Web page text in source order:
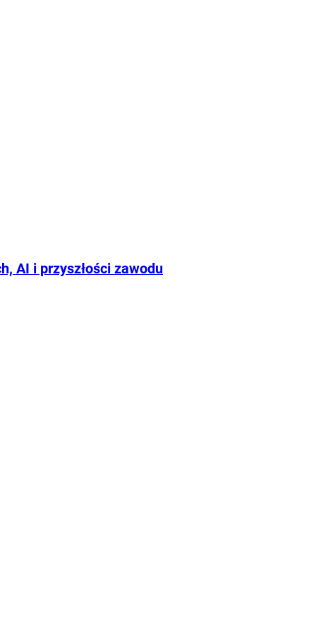
AI i przyszłości zawodu